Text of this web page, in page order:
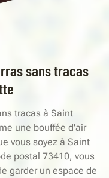
sans tracas
tracas à Saint
une bouffée d'air
vous soyez à Saint
postal 73410, vous
garder un espace de